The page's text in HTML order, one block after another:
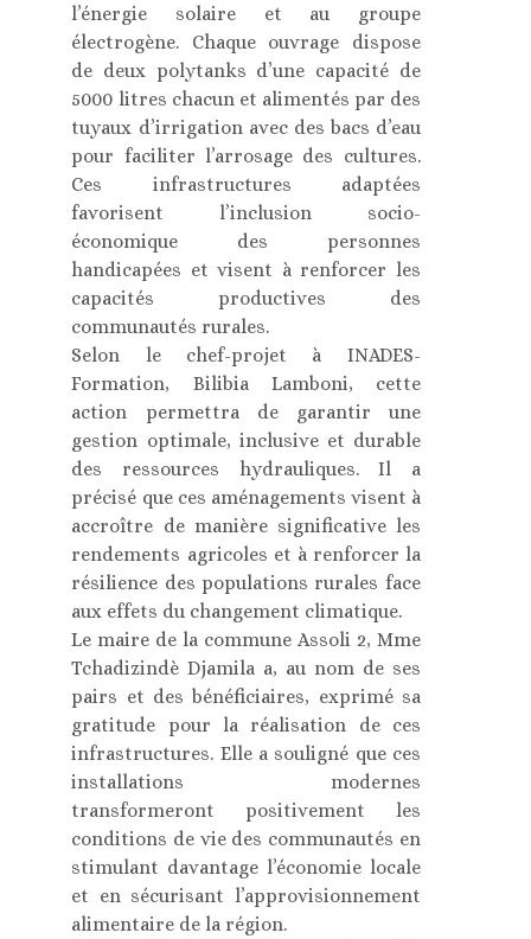
l’énergie solaire et au groupe
électrogène. Chaque ouvrage dispose
de deux polytanks d’une capacité de
5000 litres chacun et alimentés par des
tuyaux d’irrigation avec des bacs d’eau
pour faciliter l’arrosage des cultures.
Ces infrastructures adaptées
favorisent l’inclusion socio-
économique des personnes
handicapées et visent à renforcer les
capacités productives des
communautés rurales.
Selon le chef-projet à INADES-
Formation, Bilibia Lamboni, cette
action permettra de garantir une
gestion optimale, inclusive et durable
des ressources hydrauliques. Il a
précisé que ces aménagements visent à
accroître de manière significative les
rendements agricoles et à renforcer la
résilience des populations rurales face
aux effets du changement climatique.
Le maire de la commune Assoli 2, Mme
Tchadizindè Djamila a, au nom de ses
pairs et des bénéficiaires, exprimé sa
gratitude pour la réalisation de ces
infrastructures. Elle a souligné que ces
installations modernes
transformeront positivement les
conditions de vie des communautés en
stimulant davantage l’économie locale
et en sécurisant l’approvisionnement
alimentaire de la région.